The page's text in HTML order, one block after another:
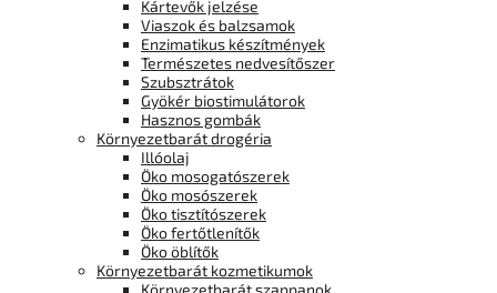
Kártevők jelzése
Viaszok és balzsamok
Enzimatikus készítmények
Természetes nedvesítőszer
Szubsztrátok
Gyökér biostimulátorok
Hasznos gombák
Környezetbarát drogéria
Illóolaj
Öko mosogatószerek
Öko mosószerek
Öko tisztítószerek
Öko fertőtlenítők
Öko öblítők
Környezetbarát kozmetikumok
Környezetbarát szappanok